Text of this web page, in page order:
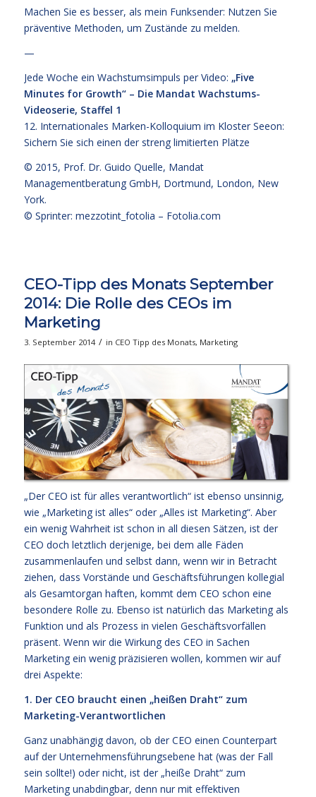
Machen Sie es besser, als mein Funksender: Nutzen Sie
präventive Methoden, um Zustände zu melden.
—
Jede Woche ein Wachstumsimpuls per Video: „Five
Minutes for Growth“ – Die Mandat Wachstums-
Videoserie, Staffel 1
12. Internationales Marken-Kolloquium im Kloster Seeon:
Sichern Sie sich einen der streng limitierten Plätze
© 2015, Prof. Dr. Guido Quelle, Mandat
Managementberatung GmbH, Dortmund, London, New
York.
© Sprinter: mezzotint_fotolia – Fotolia.com
CEO-Tipp des Monats September
2014: Die Rolle des CEOs im
Marketing
3. September 2014 / in CEO Tipp des Monats, Marketing
„Der CEO ist für alles verantwortlich“ ist ebenso unsinnig,
wie „Marketing ist alles“ oder „Alles ist Marketing“. Aber
ein wenig Wahrheit ist schon in all diesen Sätzen, ist der
CEO doch letztlich derjenige, bei dem alle Fäden
zusammenlaufen und selbst dann, wenn wir in Betracht
ziehen, dass Vorstände und Geschäftsführungen kollegial
als Gesamtorgan haften, kommt dem CEO schon eine
besondere Rolle zu. Ebenso ist natürlich das Marketing als
Funktion und als Prozess in vielen Geschäftsvorfällen
präsent. Wenn wir die Wirkung des CEO in Sachen
Marketing ein wenig präzisieren wollen, kommen wir auf
drei Aspekte:
1. Der CEO braucht einen „heißen Draht“ zum
Marketing-Verantwortlichen
Ganz unabhängig davon, ob der CEO einen Counterpart
auf der Unternehmensführungsebene hat (was der Fall
sein sollte!) oder nicht, ist der „heiße Draht“ zum
Marketing unabdingbar, denn nur mit effektiven